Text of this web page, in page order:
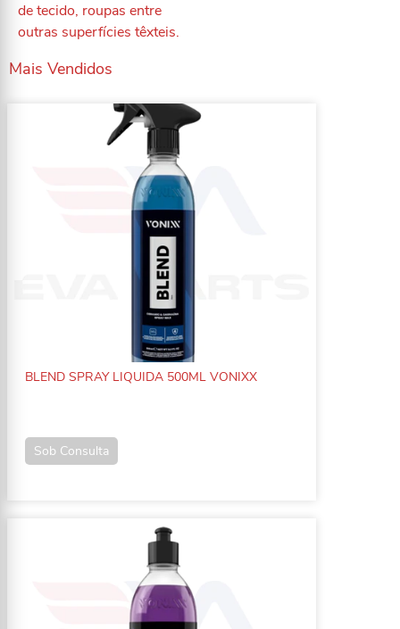
de tecido, roupas entre
outras superfícies têxteis.
Mais Vendidos
BLEND SPRAY LIQUIDA 500ML VONIXX
Sob Consulta